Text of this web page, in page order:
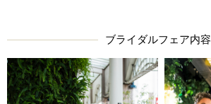
ブライダルフェア内容